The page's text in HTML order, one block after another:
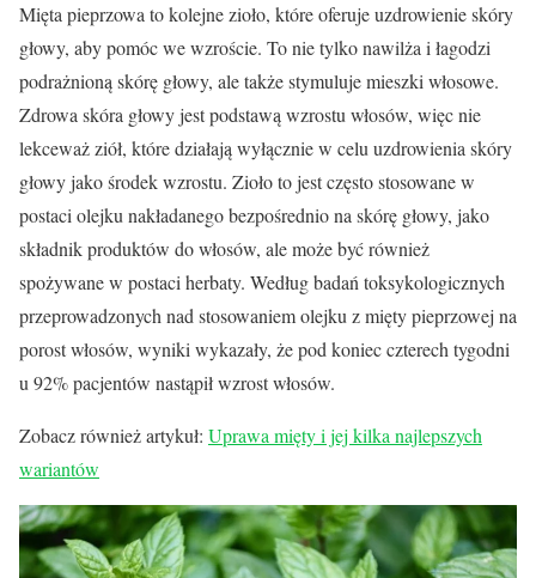
Mięta pieprzowa to kolejne zioło, które oferuje uzdrowienie skóry
głowy, aby pomóc we wzroście. To nie tylko nawilża i łagodzi
podrażnioną skórę głowy, ale także stymuluje mieszki włosowe.
Zdrowa skóra głowy jest podstawą wzrostu włosów, więc nie
lekceważ ziół, które działają wyłącznie w celu uzdrowienia skóry
głowy jako środek wzrostu. Zioło to jest często stosowane w
postaci olejku nakładanego bezpośrednio na skórę głowy, jako
składnik produktów do włosów, ale może być również
spożywane w postaci herbaty. Według badań toksykologicznych
przeprowadzonych nad stosowaniem olejku z mięty pieprzowej na
porost włosów, wyniki wykazały, że pod koniec czterech tygodni
u 92% pacjentów nastąpił wzrost włosów.
Zobacz również artykuł: Uprawa mięty i jej kilka najlepszych
wariantów